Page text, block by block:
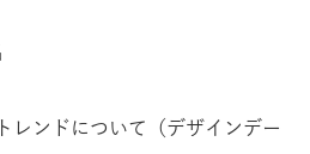
レンドについて（デザインデー